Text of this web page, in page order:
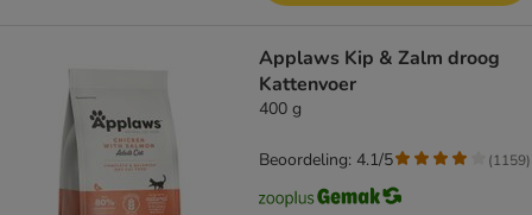
Applaws Kip & Zalm droog
Kattenvoer
400 g
Beoordeling: 4.1/5 (1159)